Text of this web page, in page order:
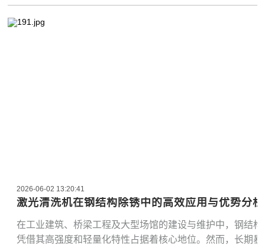
2026-06-02 13:20:41
激光清洗机在钢结构除锈中的高效应用与优势分析
在工业建筑、桥梁工程及大型场馆的建设与维护中，钢结构
凭借其高强度和轻量化特性占据着核心地位。然而，长期暴